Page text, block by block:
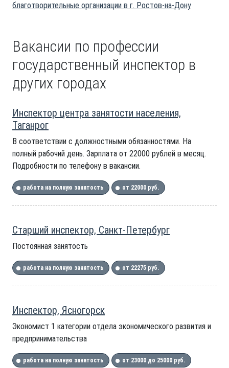
благотворительные организации в г. Ростов-на-Дону
Вакансии по профессии
государственный инспектор в
других городах
Инспектор центра занятости населения,
Таганрог
В соответствии с должностными обязанностями. На
полный рабочий день. Зарплата от 22000 рублей в месяц.
Подробности по телефону в вакансии.
работа на полную занятость от 22000 руб.
Старший инспектор, Санкт-Петербург
Постоянная занятость
работа на полную занятость от 22275 руб.
Инспектор, Ясногорск
Экономист 1 категории отдела экономического развития и
предпринимательства
работа на полную занятость от 23000 до 25000 руб.